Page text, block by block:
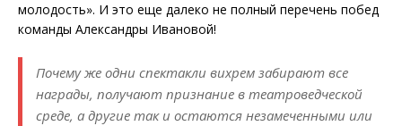
молодость». И это еще далеко не полный перечень побед
команды Александры Ивановой!
Почему же одни спектакли вихрем забирают все
награды, получают признание в театроведческой
среде, а другие так и остаются незамеченными или